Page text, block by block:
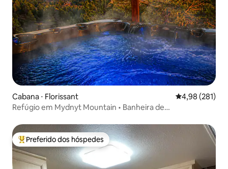
Cabana ⋅ Florissant 4,98 de uma
4,98 (281)
Refúgio em Mydnyt Mountain • Banheira de
Entre os melhores preferidos dos hóspedes
Preferido dos hóspedes